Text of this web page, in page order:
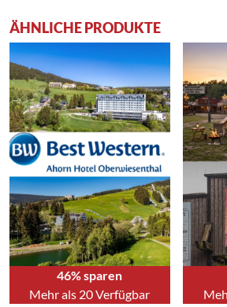
ÄHNLICHE PRODUKTE
46% sparen
Mehr als 20 Verfügbar